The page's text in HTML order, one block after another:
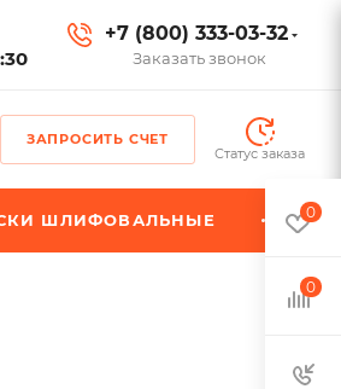
+7 (800) 333-03-32
Заказать звонок
ЗАПРОСИТЬ СЧЕТ
Статус заказа
ШЛИФОВАЛЬНЫЕ 0
0